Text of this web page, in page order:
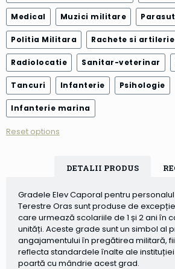
Medical Muzici militare
Politia Militara Rachete si
Radiolocatie Sanitar-veterinar
Tancuri Infanterie Psihologie
Infanterie marina
Reset options
DETALII PRODUS
Gradele Elev Caporal pentru
Terestre Oras sunt produse de
care urmează scolariile de 1 și 2 ani în
unități. Aceste grade sunt un simbol al
angajamentului în pregătirea militară,
reflecta standardele înalte ale
poartă cu mândrie acest grad.